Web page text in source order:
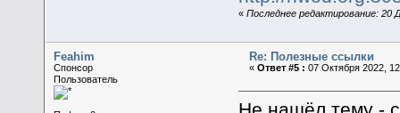
« Последнее редактирование: 20
Feahim
Спонсор
Пользователь
Re: Полезные ссылки
«Ответ #5 : 07 Октября 2022,